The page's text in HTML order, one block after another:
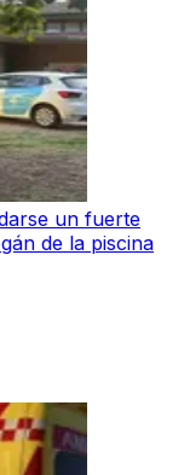
un fuerte
de la piscina